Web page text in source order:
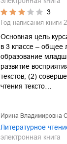
3
Год написания книги
Основная цель
в 3 классе – общее
образование
развитие
текстов; (2)
чтения тексто…
Ирина Владимировна
Литературное
электронная книга